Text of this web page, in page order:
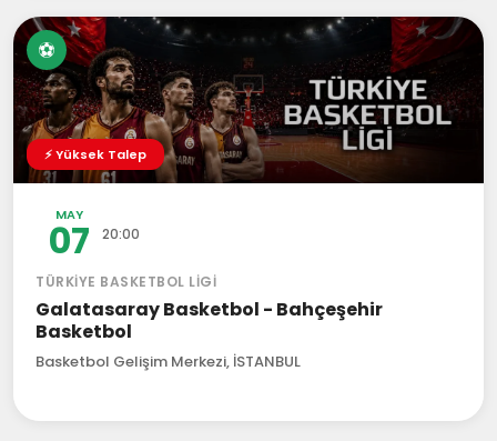
⚽
⚡ Yüksek Talep
MAY
07 20:00
TÜRKIYE BASKETBOL LIGI
Galatasaray Basketbol - Bahçeşehir
Basketbol
Basketbol Gelişim Merkezi, İSTANBUL